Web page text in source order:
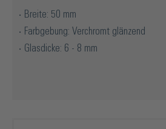
Breite: 50 mm
Farbgebung: Verchromt glänzend
Glasdicke: 6 - 8 mm